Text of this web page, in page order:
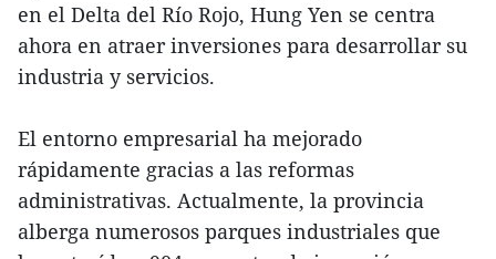
en el Delta del Río Rojo, Hung Yen se centra
ahora en atraer inversiones para desarrollar su
industria y servicios.
El entorno empresarial ha mejorado
rápidamente gracias a las reformas
administrativas. Actualmente, la provincia
alberga numerosos parques industriales que